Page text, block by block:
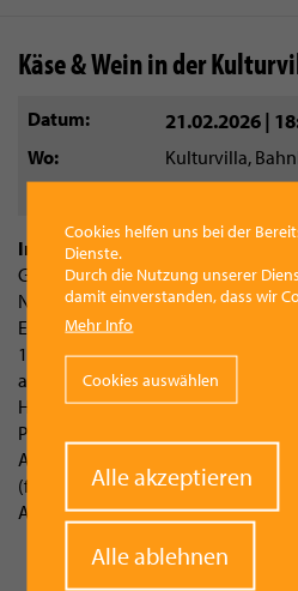
Käse & Wein in der
Datum 21.02.2026 |
Wo
Kulturvilla,
Im Februar wirds genussvoll:
Gemeinsam mit der diplomierten
Nina Weißenbacher laden wir zu
Entdeckungsreise ein:
14 ausgewählte Käsesorten,
abgestimmten Weinen sowie
Herkunft und Kombinationen.
Preis pro Person: 60 €
Anmeldung und mehr Infos via Mail
Anna Stummer (0699 10991993)
Cookies helfen uns bei der
Dienste.
Durch die Nutzung unserer
damit einverstanden, dass wir
Mehr Info
Cookies auswählen
Alle akzeptieren
Alle ablehnen